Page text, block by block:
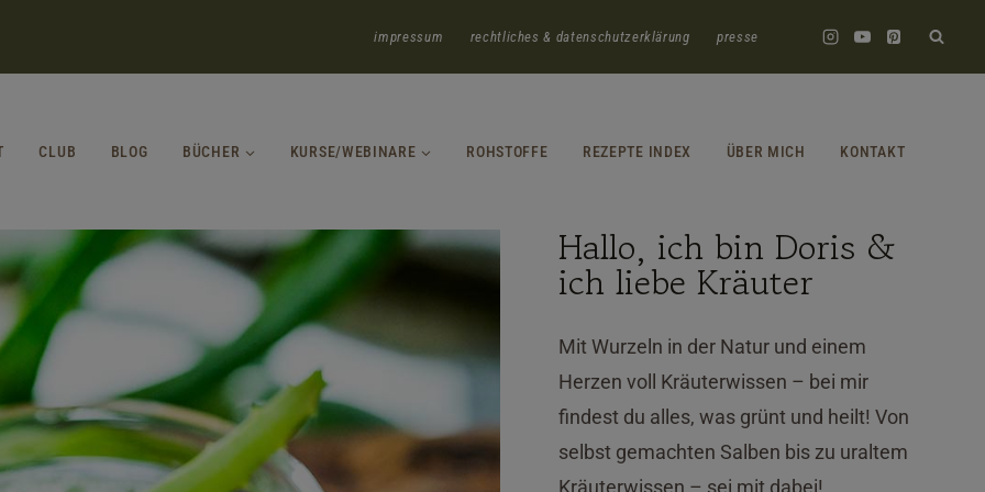
impressum rechtliches & datenschutzerklärung presse
CLUB BLOG BÜCHER KURSE/WEBINARE ROHSTOFFE REZEPTE INDEX ÜBER MICH KONTAKT
Hallo, ich bin Doris &
ich liebe Kräuter
Mit Wurzeln in der Natur und einem
Herzen voll Kräuterwissen – bei mir
findest du alles, was grünt und heilt! Von
selbst gemachten Salben bis zu uraltem
Kräuterwissen – sei mit dabei!